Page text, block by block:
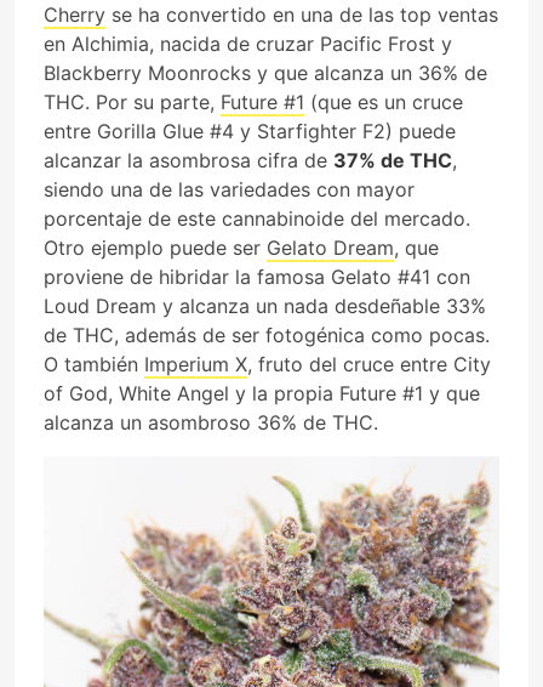
Cherry se ha convertido en una de las top ventas
en Alchimia, nacida de cruzar Pacific Frost y
Blackberry Moonrocks y que alcanza un 36% de
THC. Por su parte, Future #1 (que es un cruce
entre Gorilla Glue #4 y Starfighter F2) puede
alcanzar la asombrosa cifra de 37% de THC,
siendo una de las variedades con mayor
porcentaje de este cannabinoide del mercado.
Otro ejemplo puede ser Gelato Dream, que
proviene de hibridar la famosa Gelato #41 con
Loud Dream y alcanza un nada desdeñable 33%
de THC, además de ser fotogénica como pocas.
O también Imperium X, fruto del cruce entre City
of God, White Angel y la propia Future #1 y que
alcanza un asombroso 36% de THC.